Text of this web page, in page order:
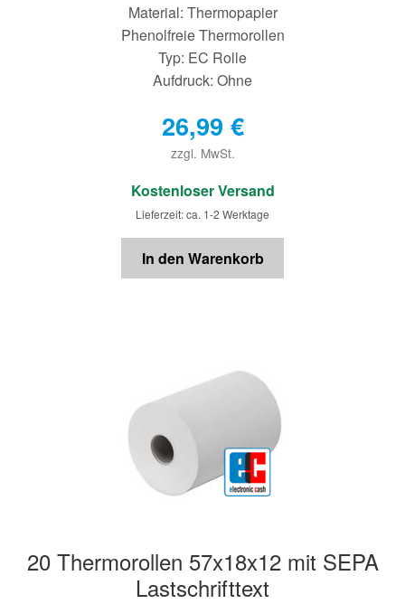
Material: Thermopapier
Phenolfreie Thermorollen
Typ: EC Rolle
Aufdruck: Ohne
26,99 €
zzgl. MwSt.
€
Kostenloser Versand
Lieferzeit: ca. 1-2 Werktage
In den Warenkorb
20 Thermorollen 57x18x12 mit SEPA
Lastschrifttext